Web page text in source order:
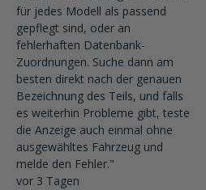
für jedes Modell als passend
gepflegt sind, oder an
fehlerhaften Datenbank-
Zuordnungen. Suche dann am
besten direkt nach der genauen
Bezeichnung des Teils, und falls
es weiterhin Probleme gibt, teste
die Anzeige auch einmal ohne
ausgewähltes Fahrzeug und
melde den Fehler."
vor 3 Tagen